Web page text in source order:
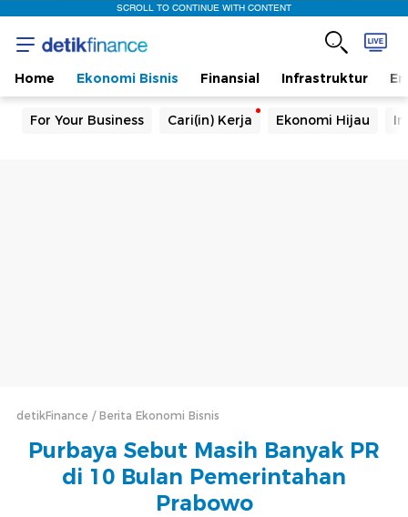
SCROLL TO CONTINUE WITH CONTENT
Home Ekonomi Bisnis Finansial Infrastruktur
For Your Business Cari(in) Kerja Ekonomi Hijau
detikFinance Berita Ekonomi Bisnis
Purbaya Sebut Masih Banyak PR
di 10 Bulan Pemerintahan
Prabowo